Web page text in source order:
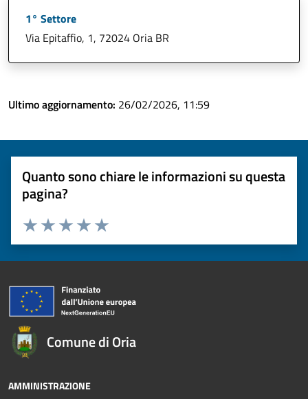
1° Settore
Via Epitaffio, 1, 72024 Oria BR
Ultimo aggiornamento: 26/02/2026, 11:59
Quanto sono chiare le informazioni su questa
pagina?
Valuta 5 stelle su 5
Valuta 4 stelle su 5
Valuta 3 stelle su 5
Valuta 2 stelle su 5
Valuta 1 stelle su 5
Comune di Oria
AMMINISTRAZIONE